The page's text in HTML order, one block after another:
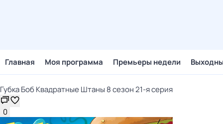
Главная Моя программа Премьеры недели
Губка Боб Квадратные Штаны 8 сезон 21-я серия
0